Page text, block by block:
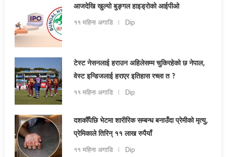
आजदेखि खुल्यो बुङ्गल हाइड्रोको आईपीओ
११ महिना अगाडि Dip
टेस्ट नेसनलाई हराउन अहिलेसम्म चुकिरहेको छ नेपाल,
वेस्ट इन्डिजलाई हराएर इतिहास रच्ला त ?
११ महिना अगाडि Dip
दशकौँपछि भेटमा शारीरिक सम्बन्ध बनाउँदा प्रेमीको मृत्यु,
प्रेमिकाले तिरिन् ११ लाख रुपैयाँ
११ महिना अगाडि Dip